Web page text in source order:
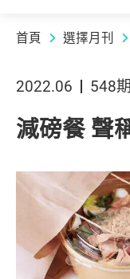
首頁 選擇月刊
2022.06 548期
減磅餐 聲